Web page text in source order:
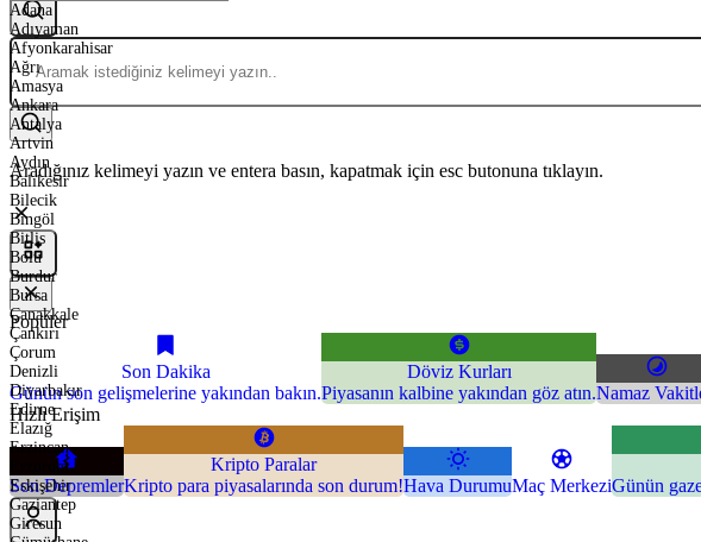
Adana
Adıyaman
Afyonkarahisar
Ağrı
Amasya
Ankara
Antalya
Artvin
Aydın
Balıkesir
Bilecik
Bingöl
Bitlis
Bolu
Burdur
Bursa
Çanakkale
Çankırı
Çorum
Denizli
Diyarbakır
Edirne
Elazığ
Erzincan
Erzurum
Eskişehir
Gaziantep
Giresun
Aradığınız kelimeyi yazın ve entera basın, kapatmak için esc butonuna tıklayın.
Popüler
Son Dakika
Günün son gelişmelerine yakından bakın.
Döviz Kurları
Piyasanın kalbine yakından göz atın.Namaz
Hızlı Erişim
Son Depremler
Kripto Paralar
Kripto para piyasalarında son durum!Hava DurumuMaç MerkeziGünün